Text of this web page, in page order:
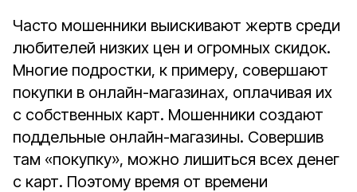
Часто мошенники выискивают жертв среди
любителей низких цен и огромных скидок.
Многие подростки, к примеру, совершают
покупки в онлайн-магазинах, оплачивая их
с собственных карт. Мошенники создают
поддельные онлайн-магазины. Совершив
там «покупку», можно лишиться всех денег
с карт. Поэтому время от времени